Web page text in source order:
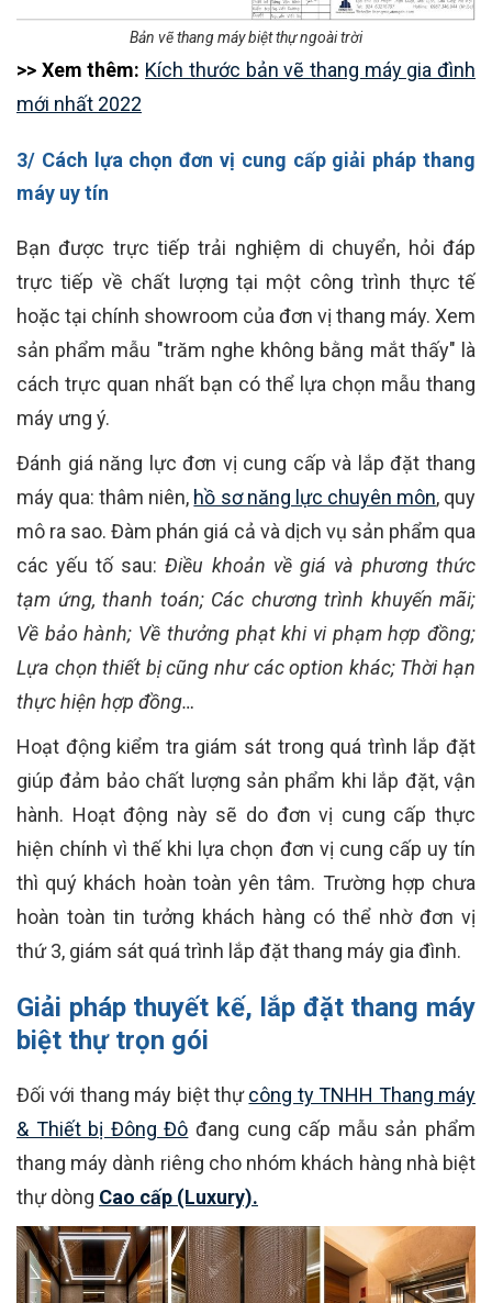
Bản vẽ thang máy biệt thự ngoài trời
>> Xem thêm: Kích thước bản vẽ thang máy gia đình
mới nhất 2022
3/ Cách lựa chọn đơn vị cung cấp giải pháp thang
máy uy tín
Bạn được trực tiếp trải nghiệm di chuyển, hỏi đáp
trực tiếp về chất lượng tại một công trình thực tế
hoặc tại chính showroom của đơn vị thang máy. Xem
sản phẩm mẫu "trăm nghe không bằng mắt thấy" là
cách trực quan nhất bạn có thể lựa chọn mẫu thang
máy ưng ý.
Đánh giá năng lực đơn vị cung cấp và lắp đặt thang
máy qua: thâm niên, hồ sơ năng lực chuyên môn, quy
mô ra sao. Đàm phán giá cả và dịch vụ sản phẩm qua
các yếu tố sau:Điều khoản về giá và phương thức
tạm ứng, thanh toán; Các chương trình khuyến mãi;
Về bảo hành; Về thưởng phạt khi vi phạm hợp đồng;
Lựa chọn thiết bị cũng như các option khác; Thời hạn
thực hiện hợp đồng…
Hoạt động kiểm tra giám sát trong quá trình lắp đặt
giúp đảm bảo chất lượng sản phẩm khi lắp đặt, vận
hành. Hoạt động này sẽ do đơn vị cung cấp thực
hiện chính vì thế khi lựa chọn đơn vị cung cấp uy tín
thì quý khách hoàn toàn yên tâm. Trường hợp chưa
hoàn toàn tin tưởng khách hàng có thể nhờ đơn vị
thứ 3, giám sát quá trình lắp đặt thang máy gia đình.
Giải pháp thuyết kế, lắp đặt thang máy
biệt thự trọn gói
Đối với thang máy biệt thựcông ty TNHH Thang máy
& Thiết bị Đông Đô đang cung cấp mẫu sản phẩm
thang máy dành riêng cho nhóm khách hàng nhà biệt
thự dòng Cao cấp (Luxury).